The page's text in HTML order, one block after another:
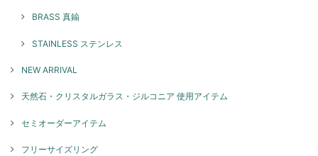
ざいました。 お気に召して頂き大変嬉しく思います！たく
さんご愛用いただければ幸いです。 また機会がございまし
2026/04/02
BRASS 真鍮
STAINLESS ステンレス
NEW ARRIVAL
天然石・クリスタルガラス・ジルコニア 使用アイテム
セミオーダーアイテム
フリーサイズリング